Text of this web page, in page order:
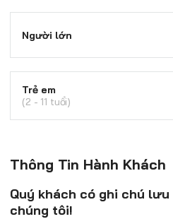
Người lớn
Trẻ em
(2 - 11 tuổi)
Thông Tin Hành Khách
Quý khách có ghi chú
chúng tôi!